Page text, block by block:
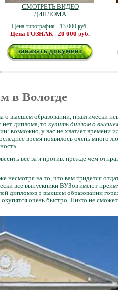
СМОТРЕТЬ ВИДЕО
ДИПЛОМА
Цена типография - 13 000 руб.
Цена ГОЗНАК - 20 000 руб.
заказать документ
в Вологде
высшем образовании, практически
нет диплома, то купить диплом о
возможно, у вас не хватает времени
время появилось очень много
все за и против, прежде чем
несмотря на то, что вам придется
все выпускники ВУЗов имеют
дипломов о высшем образовании
очень быстро. Никто не